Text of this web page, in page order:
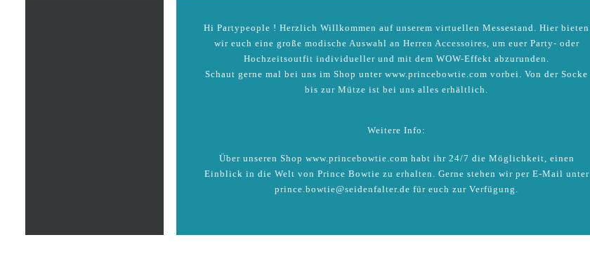
Hi Partypeople ! Herzlich Willkommen auf unserem virtuellen Messestand. Hier bieten
wir euch eine große modische Auswahl an Herren Accessoires, um euer Party- oder
Hochzeitsoutfit individueller und mit dem WOW-Effekt abzurunden.
Schaut gerne mal bei uns im Shop unter www.princebowtie.com vorbei. Von der Socke
bis zur Mütze ist bei uns alles erhältlich.
Weitere Info:
Über unseren Shop www.princebowtie.com habt ihr 24/7 die Möglichkeit, einen
Einblick in die Welt von Prince Bowtie zu erhalten. Gerne stehen wir per E-Mail unter
prince.bowtie@seidenfalter.de für euch zur Verfügung.